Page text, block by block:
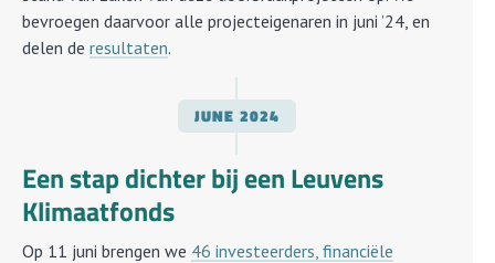
bevroegen daarvoor alle projecteigenaren in juni ’24, en
delen de resultaten.
JUNE 2024
Een stap dichter bij een Leuvens
Klimaatfonds
Op 11 juni brengen we 46 investeerders, financiële